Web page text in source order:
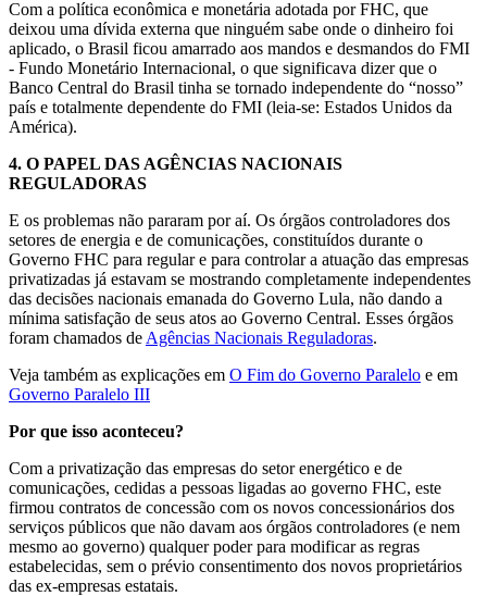
Com a política econômica e monetária adotada por FHC, que
deixou uma dívida externa que ninguém sabe onde o dinheiro foi
aplicado, o Brasil ficou amarrado aos mandos e desmandos do FMI
- Fundo Monetário Internacional, o que significava dizer que o
Banco Central do Brasil tinha se tornado independente do “nosso”
país e totalmente dependente do FMI (leia-se: Estados Unidos da
América).
4. O PAPEL DAS AGÊNCIAS NACIONAIS
REGULADORAS
E os problemas não pararam por aí. Os órgãos controladores dos
setores de energia e de comunicações, constituídos durante o
Governo FHC para regular e para controlar a atuação das empresas
privatizadas já estavam se mostrando completamente independentes
das decisões nacionais emanada do Governo Lula, não dando a
mínima satisfação de seus atos ao Governo Central. Esses órgãos
foram chamados de Agências Nacionais Reguladoras.
Veja também as explicações em O Fim do Governo Paralelo e em
Governo Paralelo III
Por que isso aconteceu?
Com a privatização das empresas do setor energético e de
comunicações, cedidas a pessoas ligadas ao governo FHC, este
firmou contratos de concessão com os novos concessionários dos
serviços públicos que não davam aos órgãos controladores (e nem
mesmo ao governo) qualquer poder para modificar as regras
estabelecidas, sem o prévio consentimento dos novos proprietários
das ex-empresas estatais.